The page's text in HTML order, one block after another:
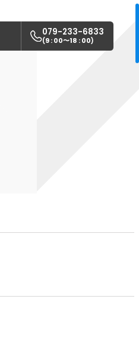
079-233-6833
(9 : 00〜18 : 00)